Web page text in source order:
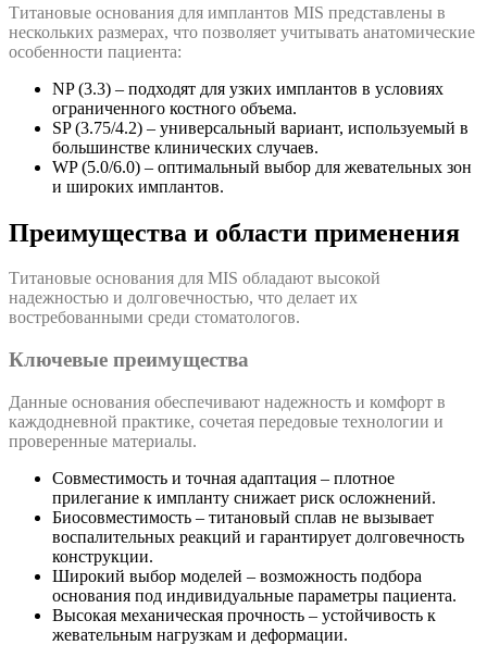
Титановые основания для имплантов MIS представлены в
нескольких размерах, что позволяет учитывать анатомические
особенности пациента:
NP (3.3) – подходят для узких имплантов в условиях
ограниченного костного объема.
SP (3.75/4.2) – универсальный вариант, используемый в
большинстве клинических случаев.
WP (5.0/6.0) – оптимальный выбор для жевательных зон
и широких имплантов.
Преимущества и области применения
Титановые основания для MIS обладают высокой
надежностью и долговечностью, что делает их
востребованными среди стоматологов.
Ключевые преимущества
Данные основания обеспечивают надежность и комфорт в
каждодневной практике, сочетая передовые технологии и
проверенные материалы.
Совместимость и точная адаптация – плотное
прилегание к импланту снижает риск осложнений.
Биосовместимость – титановый сплав не вызывает
воспалительных реакций и гарантирует долговечность
конструкции.
Широкий выбор моделей – возможность подбора
основания под индивидуальные параметры пациента.
Высокая механическая прочность – устойчивость к
жевательным нагрузкам и деформации.